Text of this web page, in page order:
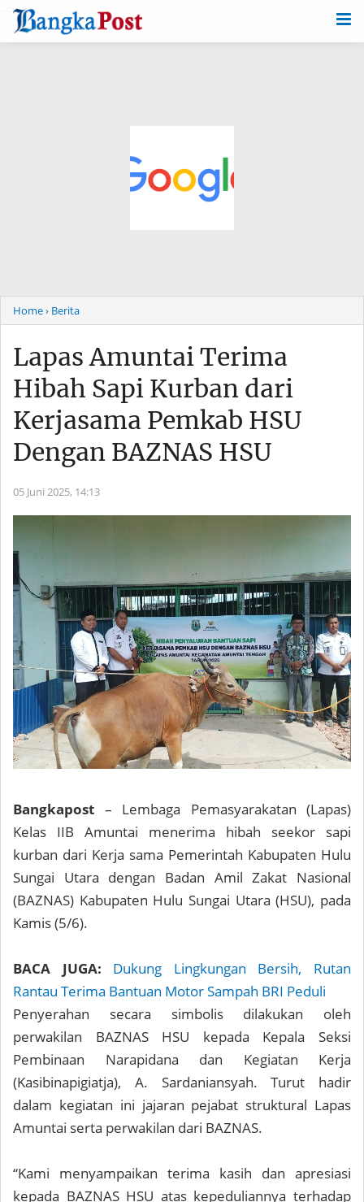
-->
Home› Berita
Lapas Amuntai Terima
Hibah Sapi Kurban dari
Kerjasama Pemkab HSU
Dengan BAZNAS HSU
05 Juni 2025, 14:13
Bangkapost – Lembaga Pemasyarakatan (Lapas)
Kelas IIB Amuntai menerima hibah seekor sapi
kurban dari Kerja sama Pemerintah Kabupaten Hulu
Sungai Utara dengan Badan Amil Zakat Nasional
(BAZNAS) Kabupaten Hulu Sungai Utara (HSU), pada
Kamis (5/6).
BACA JUGA:
Dukung Lingkungan Bersih, Rutan
Rantau Terima Bantuan Motor Sampah BRI Peduli
Penyerahan secara simbolis dilakukan oleh
perwakilan BAZNAS HSU kepada Kepala Seksi
Pembinaan Narapidana dan Kegiatan Kerja
(Kasibinapigiatja), A. Sardaniansyah. Turut hadir
dalam kegiatan ini jajaran pejabat struktural Lapas
Amuntai serta perwakilan dari BAZNAS.
“Kami menyampaikan terima kasih dan apresiasi
kepada BAZNAS HSU atas kepeduliannya terhadap